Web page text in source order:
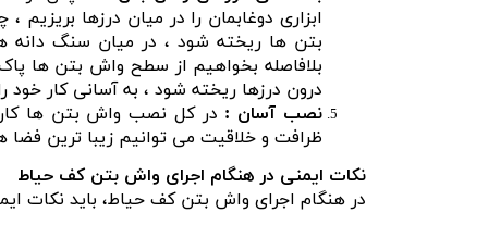
ابزاری دوغابمان را در میان درزها
بتن ها ریخته شود ، در میان سنگ دانه
بلافاصله بخواهیم از سطح واش بتن ها
درون درزها ریخته شود ، به آسانی کار خود
نصب آسان : در کل نصب واش بتن ها
ظرافت و خلاقیت می توانیم زیبا ترین
نکات ایمنی در هنگام اجرای واش بتن کف حیاط
در هنگام اجرای واش بتن کف حیاط، باید نکات